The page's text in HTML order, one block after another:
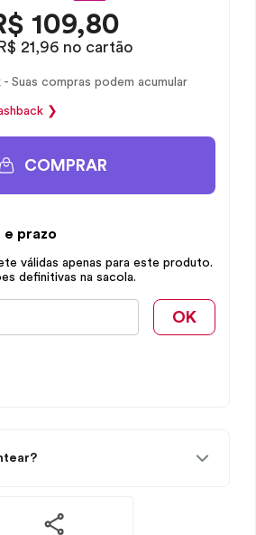
109,80
21,96 no cartão
- Suas compras podem acumular
❯
COMPRAR
prazo
válidas apenas para este produto.
definitivas na sacola.
OK